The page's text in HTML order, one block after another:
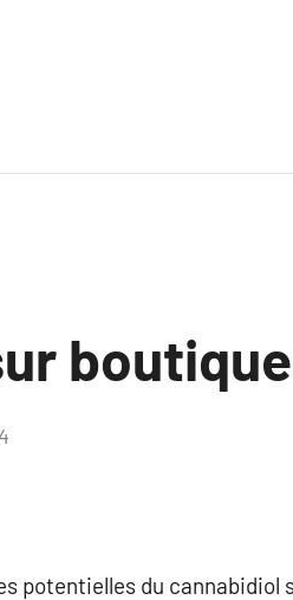
potentielles du